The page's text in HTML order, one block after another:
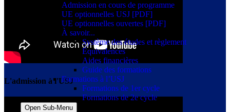
Admission en cours de programme
UE optionnelles USJ [PDF]
UE optionnelles ouvertes [PDF]
À savoir...
Système des études et règlement
Équivalences
Aides financières
Guide des formations
Formations à l’USJ
Formations de 1er cycle
Formations de 2e cycle
Open Sub-Menu
L'admission à l'USJ